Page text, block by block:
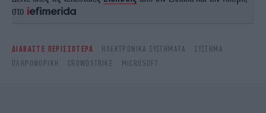
στο
ΔΙΑΒΑΣΤΕ ΠΕΡΙΣΣΟΤΕΡΑ ΗΛΕΚΤΡΟΝΙΚΆ ΣΥΣΤΉΜΑΤΑ
ΣΎΣΤΗΜΑ
ΠΛΗΡΟΦΟΡΙΚΉ
CROWDSTRIKE MICROSOFT